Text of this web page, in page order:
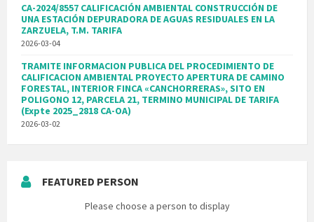
CA-2024/8557 CALIFICACIÓN AMBIENTAL CONSTRUCCIÓN DE
UNA ESTACIÓN DEPURADORA DE AGUAS RESIDUALES EN LA
ZARZUELA, T.M. TARIFA
2026-03-04
TRAMITE INFORMACION PUBLICA DEL PROCEDIMIENTO DE
CALIFICACION AMBIENTAL PROYECTO APERTURA DE CAMINO
FORESTAL, INTERIOR FINCA «CANCHORRERAS», SITO EN
POLIGONO 12, PARCELA 21, TERMINO MUNICIPAL DE TARIFA
(Expte 2025_2818 CA-OA)
2026-03-02
FEATURED PERSON
Please choose a person to display